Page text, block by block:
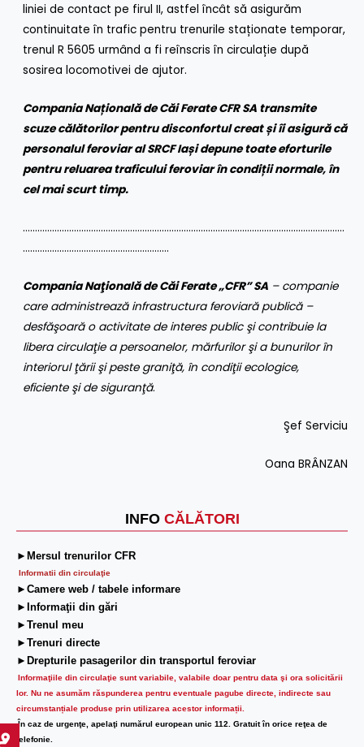
INFO CĂLĂTORI
►Mersul trenurilor CFR
Informatii din circulaţie
►Camere web / tabele informare
►Informaţii din gări
►Trenul meu
►Trenuri directe
►Drepturile pasagerilor din transportul feroviar
Informaţiile din circulaţie sunt variabile, valabile doar pentru data şi ora solicitării
lor. Nu ne asumăm răspunderea pentru eventuale pagube directe, indirecte sau
circumstanțiale produse prin utilizarea acestor informații.
În caz de urgenţe, apelaţi numărul european unic 112. Gratuit în orice reţea de
telefonie.
liniei de contact pe firul II, astfel încât să asigurăm
continuitate în trafic pentru trenurile staționate temporar,
trenul R 5605 urmând a fi reînscris în circulație după
sosirea locomotivei de ajutor.
Compania Națională de Căi Ferate CFR SA transmite
scuze călătorilor pentru disconfortul creat și îi asigură că
personalul feroviar al SRCF Iași depune toate eforturile
pentru reluarea traficului feroviar în condiții normale, în
cel mai scurt timp.
……………………………………………………………………………………………………………………
……………………………………………………
Compania Naţională de Căi Ferate „CFR” SA – companie
care administrează infrastructura feroviară publică –
desfăşoară o activitate de interes public şi contribuie la
libera circulaţie a persoanelor, mărfurilor şi a bunurilor în
interiorul ţării şi peste graniţă, în condiţii ecologice,
eficiente şi de siguranţă.
Şef Serviciu
Oana BRÂNZAN